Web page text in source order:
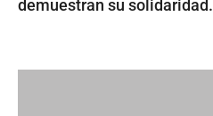
demuestran su solidaridad.